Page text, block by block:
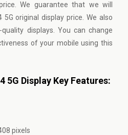
We guarantee that we will
original display price. We also
displays. You can change
of your mobile using this
5G Display Key Features:
pixels